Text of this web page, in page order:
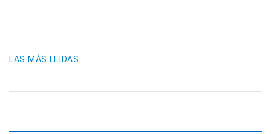
LAS MÁS LEIDAS